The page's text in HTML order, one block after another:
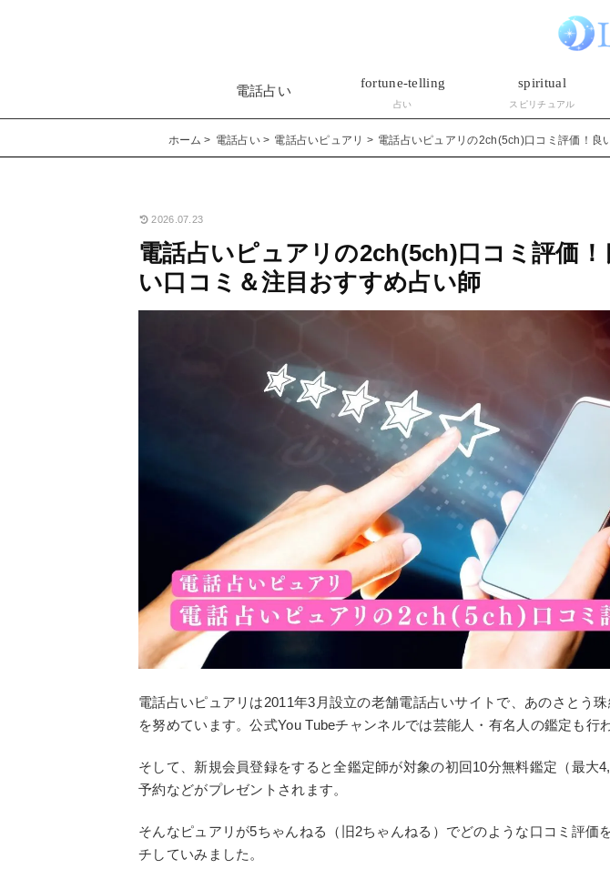
電話占い
fortune-telling
占い
spiritual
スピリチュアル
ホーム 電話占い 電話占いピュアリ 電話占いピュアリの2ch(5ch)口コミ評価！良
2026.07.23
電話占いピュアリの2ch(5ch)口コミ評価
い口コミ＆注目おすすめ占い師
電話占いピュアリは2011年3月設立の老舗電話占いサイトで、あのさとう
を努めています。公式You Tubeチャンネルでは芸能人・有名人の鑑定も行
そして、新規会員登録をすると全鑑定師が対象の初回10分無料鑑定（最大
予約などがプレゼントされます。
そんなピュアリが5ちゃんねる（旧2ちゃんねる）でどのような口コミ評価
チしていみました。